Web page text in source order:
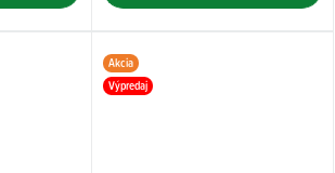
Akcia
Výpredaj